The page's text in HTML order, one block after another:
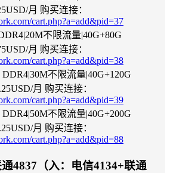
月 购买连接：
cart.php?a=add&pid=37
不限流量|40G+80G
月 购买连接：
cart.php?a=add&pid=38
DDR4|30M不限流量|40G+120G
月 购买连接：
cart.php?a=add&pid=39
DDR4|50M不限流量|40G+200G
月 购买连接：
cart.php?a=add&pid=88
4837（入：电信4134+联通